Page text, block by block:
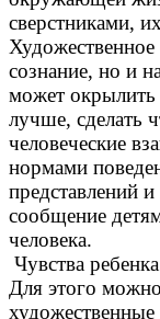
сверстниками,
Художественное
сознание, но и
может окрылить
лучше, сделать
человеческие
нормами
представлений
сообщение
человека.
Чувства
Для этого